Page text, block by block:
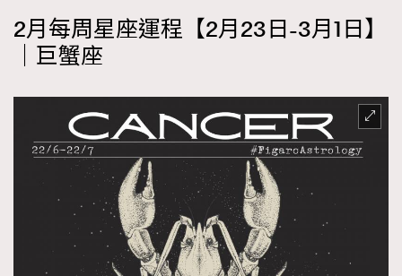
2月每周星座運程【2月23日-3月1日】
｜巨蟹座